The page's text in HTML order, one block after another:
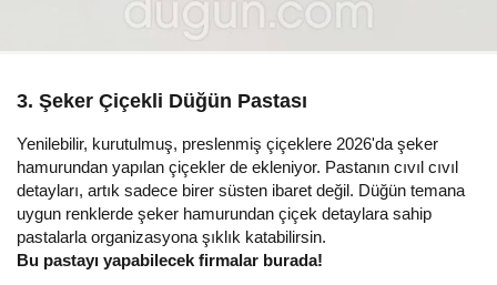
3. Şeker Çiçekli Düğün Pastası
Yenilebilir, kurutulmuş, preslenmiş çiçeklere 2026'da şeker
hamurundan yapılan çiçekler de ekleniyor. Pastanın cıvıl cıvıl
detayları, artık sadece birer süsten ibaret değil. Düğün temana
uygun renklerde şeker hamurundan çiçek detaylara sahip
pastalarla organizasyona şıklık katabilirsin.
Bu pastayı yapabilecek firmalar burada!